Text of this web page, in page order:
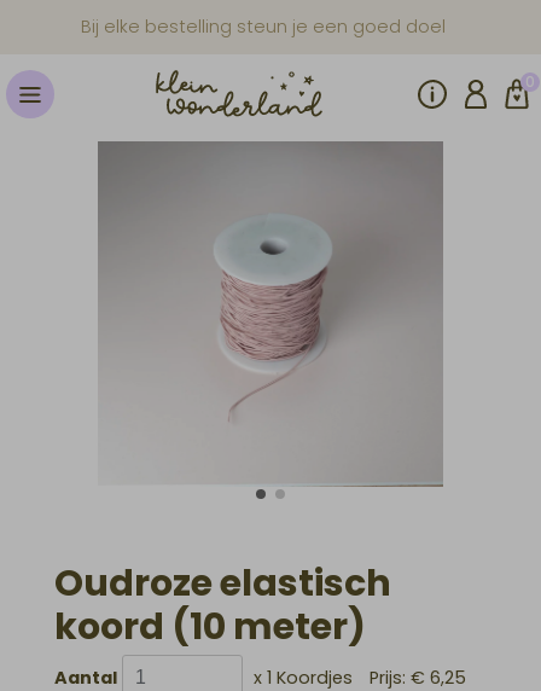
Bij elke bestelling steun je een goed doel
0
Oudroze elastisch
koord (10 meter)
Aantal x 1 Koordjes Prijs: € 6,25